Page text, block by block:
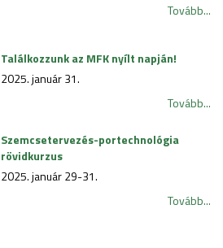
Tovább...
Találkozzunk az MFK nyílt napján!
2025. január 31.
Tovább...
Szemcsetervezés-portechnológia
rövidkurzus
2025. január 29-31.
Tovább...